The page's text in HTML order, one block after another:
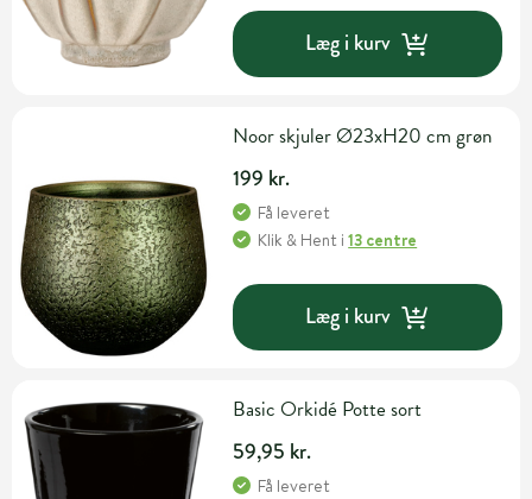
Læg i kurv
Noor skjuler Ø23xH20 cm grøn
199 kr.
Få leveret
Klik & Hent i13 centre
Læg i kurv
Basic Orkidé Potte sort
59,95 kr.
Få leveret